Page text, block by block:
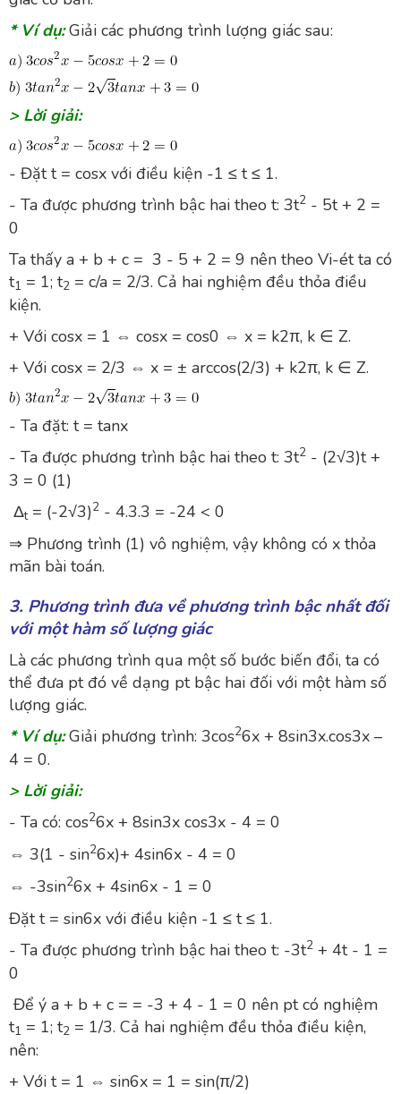
* Ví dụ:Giải các phương trình lượng giác sau:
> Lời giải:
- Đặt t = cosx với điều kiện -1 ≤ t ≤ 1.
- Ta được phương trình bậc hai theo t: 3t2 - 5t + 2 =
0
Ta thấy a + b + c = 3 - 5 + 2 = 9 nên theo Vi-ét ta có
t1 = 1; t2 = c/a = 2/3. Cả hai nghiệm đều thỏa điều
kiện.
+ Với cos⁡x = 1 ⇔ cos⁡x = cos⁡0 ⇔ x = k2π, k ∈ Z.
+ Với cos⁡x = 2/3 ⇔ x = ± arccos⁡(2/3) + k2π, k ∈ Z.
- Ta đặt: t = tanx
- Ta được phương trình bậc hai theo t: 3t2 - (2√3)t +
3 = 0 (1)
Δt = (-2√3)2 - 4.3.3 = -24 < 0
⇒ Phương trình (1) vô nghiệm, vậy không có x thỏa
mãn bài toán.
3. Phương trình đưa về phương trình bậc nhất đối
với một hàm số lượng giác
Là các phương trình qua một số bước biến đổi, ta có
thể đưa pt đó về dạng pt bậc hai đối với một hàm số
lượng giác.
* Ví dụ: Giải phương trình: 3cos26x + 8sin3x.cos3x –
4 = 0.
> Lời giải:
- Ta có: cos26x + 8sin⁡3x cos⁡3x - 4 = 0
⇔ 3(1 - sin26x)+ 4sin⁡6x - 4 = 0
⇔ -3sin26x + 4sin⁡6x - 1 = 0
Đặt t = sin⁡6x với điều kiện -1 ≤ t ≤ 1.
- Ta được phương trình bậc hai theo t: -3t2 + 4t - 1 =
0
Để ý a + b + c = = -3 + 4 - 1 = 0 nên pt có nghiệm
t1 = 1; t2 = 1/3. Cả hai nghiệm đều thỏa điều kiện,
nên:
+ Với t = 1 ⇔ sin6x = 1 = sin(π/2)